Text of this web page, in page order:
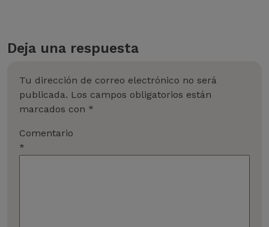
Deja una respuesta
Tu dirección de correo electrónico no será
publicada. Los campos obligatorios están
marcados con *
Comentario
*